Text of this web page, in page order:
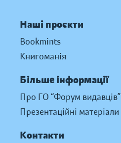
Наші проєкти
Bookmints
Книгоманія
Більше інформації
Про ГО “Форум видавців”
Презентаційні матеріали
Контакти